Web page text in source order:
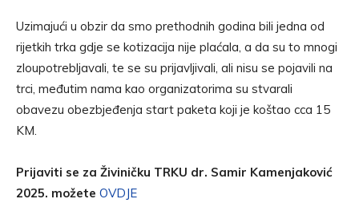
Uzimajući u obzir da smo prethodnih godina bili jedna od
rijetkih trka gdje se kotizacija nije plaćala, a da su to mnogi
zloupotrebljavali, te se su prijavljivali, ali nisu se pojavili na
trci, međutim nama kao organizatorima su stvarali
obavezu obezbjeđenja start paketa koji je koštao cca 15
KM.
Prijaviti se za Živiničku TRKU dr. Samir Kamenjaković
2025. možete OVDJE